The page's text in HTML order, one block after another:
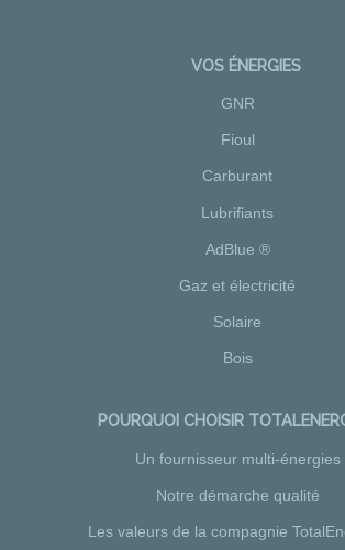
VOS ÉNERGIES
GNR
Fioul
Carburant
Lubrifiants
AdBlue ®
Gaz et électricité
Solaire
Bois
POURQUOI CHOISIR
Un fournisseur multi-énergies
Notre démarche qualité
Les valeurs de la compagnie